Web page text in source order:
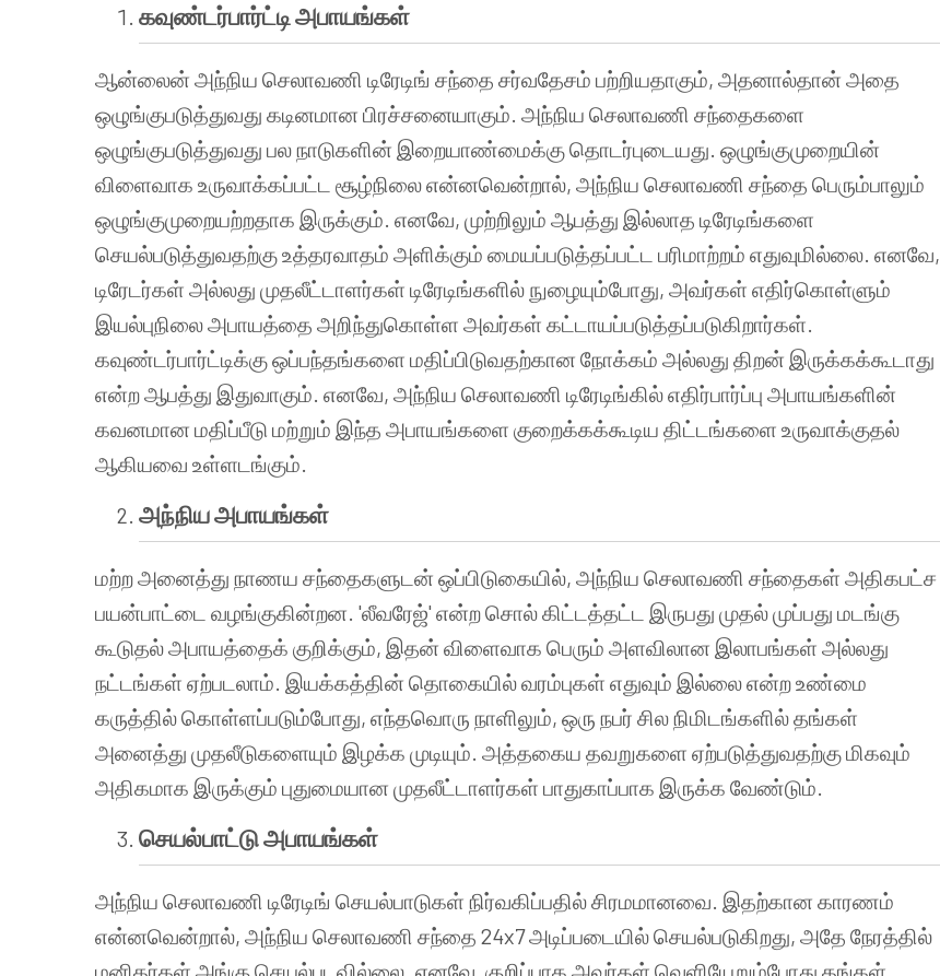
கவுண்டர்பார்ட்டிஅபாயங்கள்
ஆன்லைன் அந்நிய செலாவணி டிரேடிங் சந்தை சர்வதேசம் பற்றியதாகும், அதனால்தான் அதை
ஒழுங்குபடுத்துவது கடினமான பிரச்சனையாகும். அந்நிய செலாவணி சந்தைகளை
ஒழுங்குபடுத்துவது பல நாடுகளின் இறையாண்மைக்கு தொடர்புடையது. ஒழுங்குமுறையின்
விளைவாக உருவாக்கப்பட்ட சூழ்நிலை என்னவென்றால், அந்நிய செலாவணி சந்தை பெரும்பாலும்
ஒழுங்குமுறையற்றதாக இருக்கும். எனவே, முற்றிலும் ஆபத்து இல்லாத டிரேடிங்களை
செயல்படுத்துவதற்கு உத்தரவாதம் அளிக்கும் மையப்படுத்தப்பட்ட பரிமாற்றம் எதுவுமில்லை. எனவே,
டிரேடர்கள் அல்லது முதலீட்டாளர்கள் டிரேடிங்களில் நுழையும்போது, அவர்கள் எதிர்கொள்ளும்
இயல்புநிலை அபாயத்தை அறிந்துகொள்ள அவர்கள் கட்டாயப்படுத்தப்படுகிறார்கள்.
கவுண்டர்பார்ட்டிக்கு ஒப்பந்தங்களை மதிப்பிடுவதற்கான நோக்கம் அல்லது திறன் இருக்கக்கூடாது
என்ற ஆபத்து இதுவாகும். எனவே, அந்நிய செலாவணி டிரேடிங்கில் எதிர்பார்ப்பு அபாயங்களின்
கவனமான மதிப்பீடு மற்றும் இந்த அபாயங்களை குறைக்கக்கூடிய திட்டங்களை உருவாக்குதல்
ஆகியவை உள்ளடங்கும்.
அந்நிய அபாயங்கள்
மற்ற அனைத்து நாணய சந்தைகளுடன் ஒப்பிடுகையில், அந்நிய செலாவணி சந்தைகள் அதிகபட்ச
பயன்பாட்டை வழங்குகின்றன. 'லீவரேஜ்' என்ற சொல் கிட்டத்தட்ட இருபது முதல் முப்பது மடங்கு
கூடுதல் அபாயத்தைக் குறிக்கும், இதன் விளைவாக பெரும் அளவிலான இலாபங்கள் அல்லது
நட்டங்கள் ஏற்படலாம். இயக்கத்தின் தொகையில் வரம்புகள் எதுவும் இல்லை என்ற உண்மை
கருத்தில் கொள்ளப்படும்போது, எந்தவொரு நாளிலும், ஒரு நபர் சில நிமிடங்களில் தங்கள்
அனைத்து முதலீடுகளையும் இழக்க முடியும். அத்தகைய தவறுகளை ஏற்படுத்துவதற்கு மிகவும்
அதிகமாக இருக்கும் புதுமையான முதலீட்டாளர்கள் பாதுகாப்பாக இருக்க வேண்டும்.
செயல்பாட்டுஅபாயங்கள்
அந்நிய செலாவணி டிரேடிங் செயல்பாடுகள் நிர்வகிப்பதில் சிரமமானவை. இதற்கான காரணம்
என்னவென்றால், அந்நிய செலாவணி சந்தை 24x7 அடிப்படையில் செயல்படுகிறது, அதே நேரத்தில்
மனிதர்கள் அங்கு செயல்படவில்லை. எனவே, குறிப்பாக அவர்கள் வெளியேறும்போது தங்கள்